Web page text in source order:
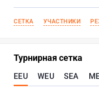
СЕТКА УЧАСТНИКИ
Турнирная сетка
EEU WEU SEA